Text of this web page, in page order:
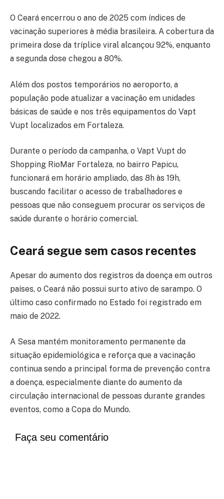
O Ceará encerrou o ano de 2025 com índices de
vacinação superiores à média brasileira. A cobertura da
primeira dose da tríplice viral alcançou 92%, enquanto
a segunda dose chegou a 80%.
Além dos postos temporários no aeroporto, a
população pode atualizar a vacinação em unidades
básicas de saúde e nos três equipamentos do Vapt
Vupt localizados em Fortaleza.
Durante o período da campanha, o Vapt Vupt do
Shopping RioMar Fortaleza, no bairro Papicu,
funcionará em horário ampliado, das 8h às 19h,
buscando facilitar o acesso de trabalhadores e
pessoas que não conseguem procurar os serviços de
saúde durante o horário comercial.
Ceará segue sem casos recentes
Apesar do aumento dos registros da doença em outros
países, o Ceará não possui surto ativo de sarampo. O
último caso confirmado no Estado foi registrado em
maio de 2022.
A Sesa mantém monitoramento permanente da
situação epidemiológica e reforça que a vacinação
continua sendo a principal forma de prevenção contra
a doença, especialmente diante do aumento da
circulação internacional de pessoas durante grandes
eventos, como a Copa do Mundo.
Faça seu comentário